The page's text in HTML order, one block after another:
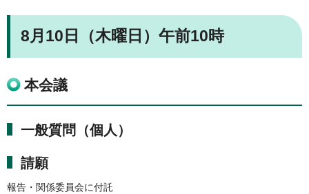
8月10日（木曜日）午前10時
本会議
一般質問（個人）
請願
報告・関係委員会に付託